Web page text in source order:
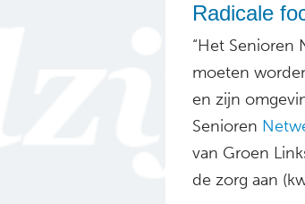
Radicale
“Het Senioren
moeten
en zijn
Senioren
van Groen
de zorg aan